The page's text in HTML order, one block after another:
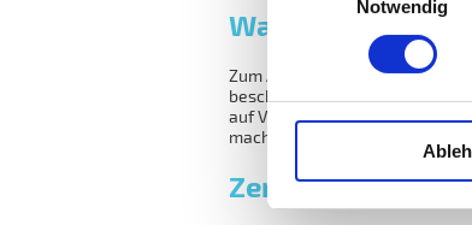
Notwendig
Was Champions
Zum Abschluss der Tagung
beschäftigt sich stark mit
auf Vorstandsebene und
machen als durchschnittlich
Zentraler